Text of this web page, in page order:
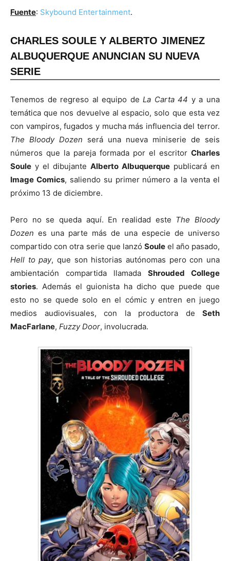
Fuente: Skybound Entertainment.
CHARLES SOULE Y ALBERTO JIMENEZ
ALBUQUERQUE ANUNCIAN SU NUEVA
SERIE
Tenemos de regreso al equipo deLa Carta 44 y a una
temática que nos devuelve al espacio, solo que esta vez
con vampiros, fugados y mucha más influencia del terror.
The Bloody Dozen será una nueva miniserie de seis
números que la pareja formada por el escritor Charles
Soule y el dibujante Alberto Albuquerque publicará en
Image Comics, saliendo su primer número a la venta el
próximo 13 de diciembre.
Pero no se queda aquí. En realidad este The Bloody
Dozen es una parte más de una especie de universo
compartido con otra serie que lanzóSoule el año pasado,
Hell to pay, que son historias autónomas pero con una
ambientación compartida llamada Shrouded College
stories. Además el guionista ha dicho que puede que
esto no se quede solo en el cómic y entren en juego
medios audiovisuales, con la productora de Seth
MacFarlane, Fuzzy Door, involucrada.